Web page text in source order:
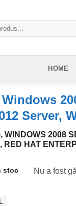
HOME
Server,
WINDOWS 2008
RED HAT
stoc
L
Nu a fost